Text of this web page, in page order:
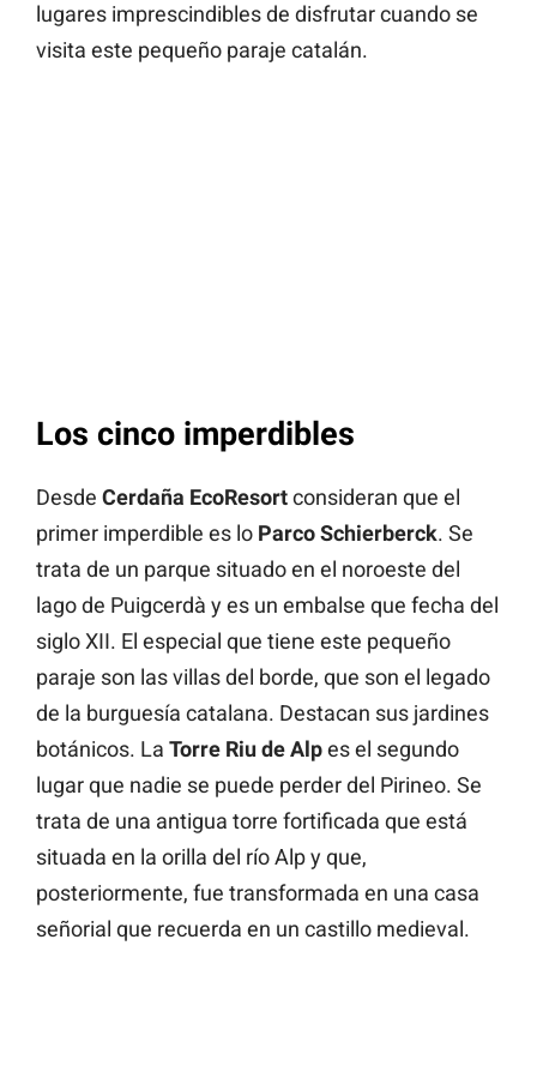
lugares imprescindibles de disfrutar cuando se
visita este pequeño paraje catalán.
Los cinco imperdibles
Desde Cerdaña EcoResortconsideran que el
primer imperdible es lo Parco Schierberck. Se
trata de un parque situado en el noroeste del
lago de Puigcerdà y es un embalse que fecha del
siglo XII. El especial que tiene este pequeño
paraje son las villas del borde, que son el legado
de la burguesía catalana. Destacan sus jardines
botánicos. La Torre Riu de Alpes el segundo
lugar que nadie se puede perder del Pirineo. Se
trata de una antigua torre fortificada que está
situada en la orilla del río Alp y que,
posteriormente, fue transformada en una casa
señorial que recuerda en un castillo medieval.